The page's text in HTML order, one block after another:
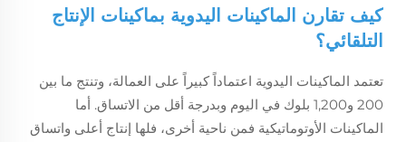
كيف تقارن الماكينات اليدوية بماكينات الإنتاج
التلقائي؟
تعتمد الماكينات اليدوية اعتماداً كبيراً على العمالة، وتنتج ما بين
200 و1,200 بلوك في اليوم وبدرجة أقل من الاتساق. أما
الماكينات الأوتوماتيكية فمن ناحية أخرى، فلها إنتاج أعلى واتساق